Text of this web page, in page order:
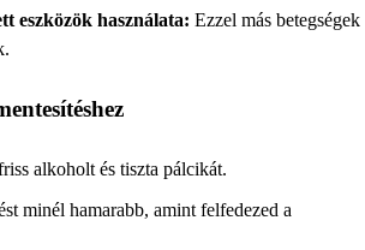
eszközök használata: Ezzel más betegségek
alkoholt és tiszta pálcikát.
minél hamarabb, amint felfedezed a